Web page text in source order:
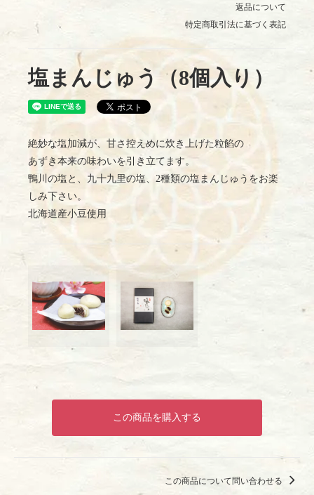
返品について
特定商取引法に基づく表記
塩まんじゅう（8個入り）
絶妙な塩加減が、甘さ控えめに炊き上げた粒餡の
あずき本来の味わいを引き立てます。
鴨川の塩と、九十九里の塩、2種類の塩まんじゅうをお楽
しみ下さい。
北海道産小豆使用
この商品を購入する
この商品について問い合わせる